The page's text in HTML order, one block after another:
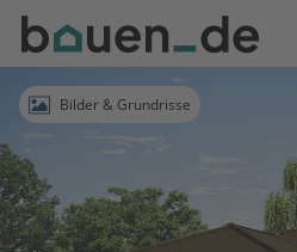
Bauen
Logo
AnmeldenBilder & Grundrisse